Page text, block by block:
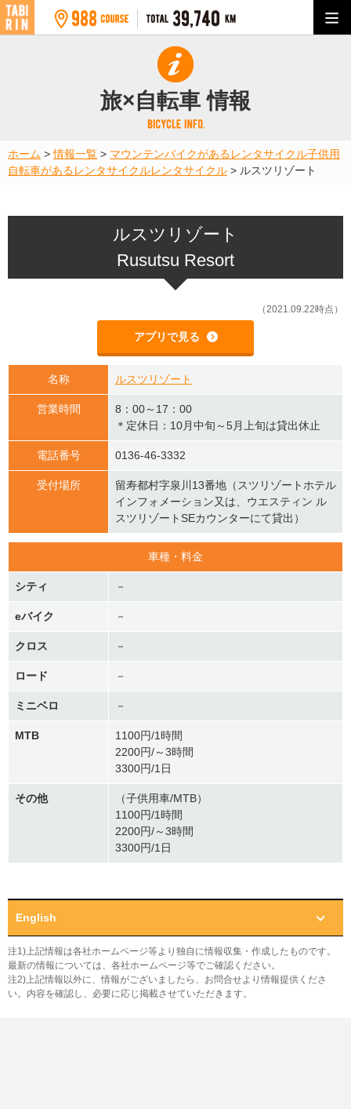
旅×自転車 情報
ホーム >情報一覧 > マウンテンバイクがあるレンタサイクル子供用
自転車があるレンタサイクルレンタサイクル > ルスツリゾート
ルスツリゾート
Rusutsu Resort
（2021.09.22時点）
アプリで見る
名称 ルスツリゾート
営業時間
8：00～17：00
＊定休日：10月中旬～5月上旬は貸出休止
電話番号 0136-46-3332
受付場所
留寿都村字泉川13番地（スツリゾートホテル
インフォメーション又は、ウエスティン ル
スツリゾートSEカウンターにて貸出）
車種・料金
シティ －
eバイク －
クロス －
ロード －
ミニベロ －
MTB
1100円/1時間
2200円/～3時間
3300円/1日
その他
（子供用車/MTB）
1100円/1時間
2200円/～3時間
3300円/1日
English
注1)上記情報は各社ホームページ等より独自に情報収集・作成したものです。
最新の情報については、各社ホームページ等でご確認ください。
注2)上記情報以外に、情報がございましたら、お問合せより情報提供くださ
い。内容を確認し、必要に応じ掲載させていただきます。